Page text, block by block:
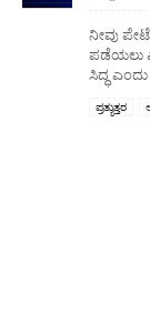
ನೀವು
ಪಡೆಯಲು
ಸಿದ್ಧ ಎಂದು
ಪ್ರತ್ಯುತ್ತರ